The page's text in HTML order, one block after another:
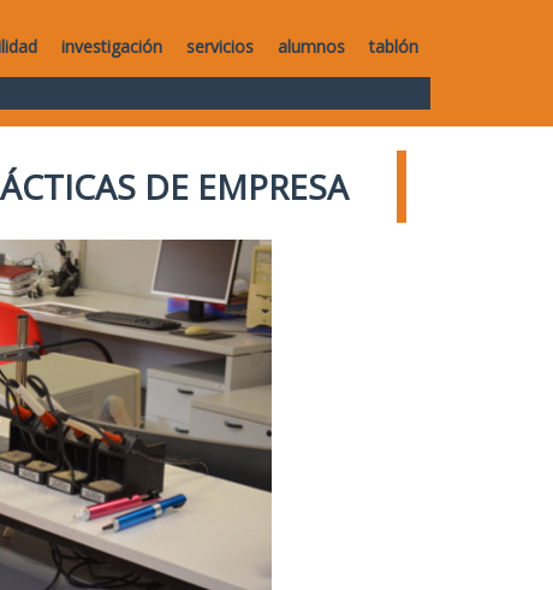
investigación servicios alumnos tablón
DE EMPRESA